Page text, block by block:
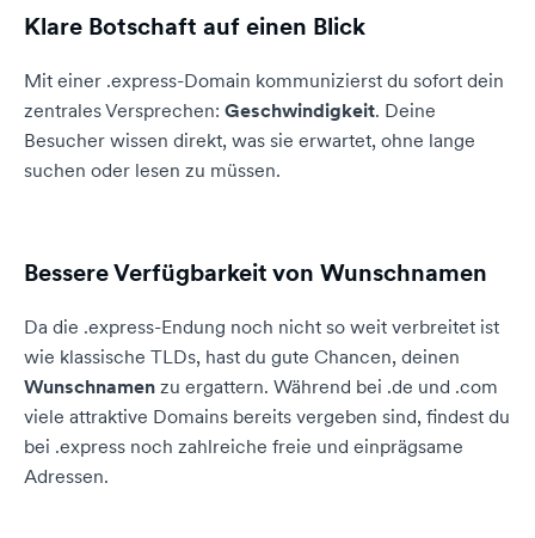
Klare Botschaft auf einen Blick
Mit einer .express-Domain kommunizierst du sofort dein
zentrales Versprechen: Geschwindigkeit. Deine
Besucher wissen direkt, was sie erwartet, ohne lange
suchen oder lesen zu müssen.
Bessere Verfügbarkeit von Wunschnamen
Da die .express-Endung noch nicht so weit verbreitet ist
wie klassische TLDs, hast du gute Chancen, deinen
Wunschnamen zu ergattern. Während bei .de und .com
viele attraktive Domains bereits vergeben sind, findest du
bei .express noch zahlreiche freie und einprägsame
Adressen.